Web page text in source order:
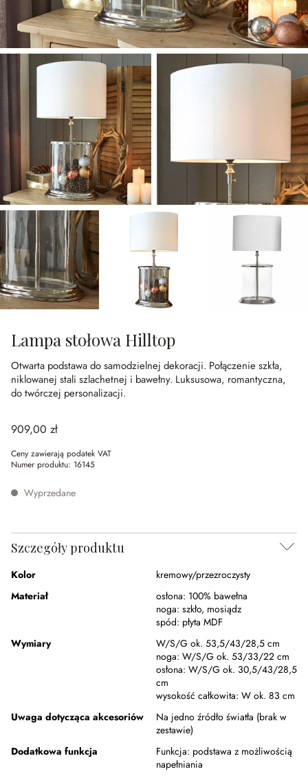
Lampa stołowa Hilltop
Otwarta podstawa do samodzielnej dekoracji. Połączenie szkła,
niklowanej stali szlachetnej i bawełny. Luksusowa, romantyczna,
do twórczej personalizacji.
909,00 zł
Ceny zawierają podatek VAT
Numer produktu: 16145
Wyprzedane
Szczegóły produktu
Kolor
kremowy/przezroczysty
Materiał
osłona: 100% bawełna
noga: szkło, mosiądz
spód: płyta MDF
Wymiary
W/S/G ok. 53,5/43/28,5 cm
noga: W/S/G ok. 53/33/22 cm
osłona: W/S/G ok. 30,5/43/28,5
cm
wysokość całkowita: W ok. 83 cm
Uwaga dotycząca akcesoriów
Na jedno źródło światła (brak w
zestawie)
Dodatkowa funkcja
Funkcja: podstawa z możliwością
napełniania